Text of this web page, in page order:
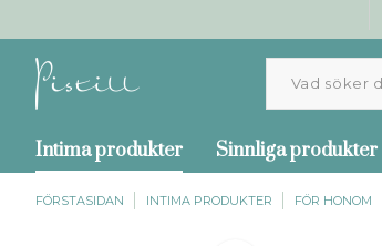
Intima produkter Sinnliga produkter
FÖRSTASIDAN INTIMA PRODUKTER FÖR HONOM